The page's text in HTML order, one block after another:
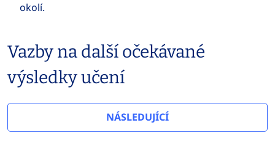
okolí.
Vazby na další očekávané
výsledky učení
NÁSLEDUJÍCÍ